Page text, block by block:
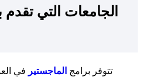
الجامعات التي تقدم
تتوفر برامج الماجستير في